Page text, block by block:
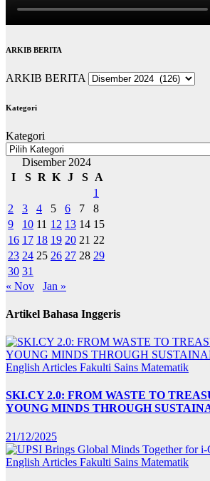
ARKIB BERITA
ARKIB BERITA
Kategori
Kategori
Disember 2024
I
S R K J S
A
1
2
3 4 5 6 7
8
9
10 11 12 13 14 15
16 17 18 19 20 21 22
23 24 25 26 27 28 29
30 31
« Nov
Jan »
Artikel Bahasa Inggeris
English Articles Fakulti Sains Matematik
SKI.CY 2.0: FROM WASTE TO
YOUNG MINDS THROUGH
21/12/2025
English Articles Fakulti Sains Matematik